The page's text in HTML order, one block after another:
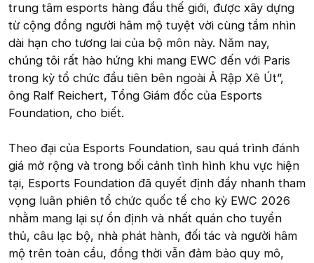
trung tâm esports hàng đầu thế giới, được xây dựng
từ cộng đồng người hâm mộ tuyệt vời cùng tầm nhìn
dài hạn cho tương lai của bộ môn này. Năm nay,
chúng tôi rất hào hứng khi mang EWC đến với Paris
trong kỳ tổ chức đầu tiên bên ngoài Ả Rập Xê Út”,
ông Ralf Reichert, Tổng Giám đốc của Esports
Foundation, cho biết.
Theo đại của Esports Foundation, sau quá trình đánh
giá mở rộng và trong bối cảnh tình hình khu vực hiện
tại, Esports Foundation đã quyết định đẩy nhanh tham
vọng luân phiên tổ chức quốc tế cho kỳ EWC 2026
nhằm mang lại sự ổn định và nhất quán cho tuyển
thủ, câu lạc bộ, nhà phát hành, đối tác và người hâm
mộ trên toàn cầu, đồng thời vẫn đảm bảo quy mô,